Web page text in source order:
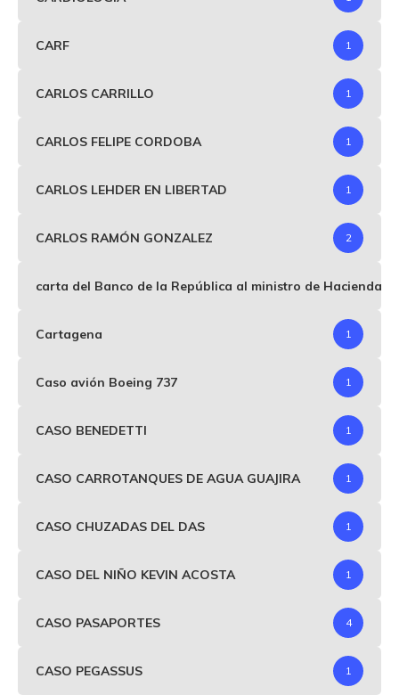
CARF 1
CARLOS CARRILLO 1
CARLOS FELIPE CORDOBA 1
CARLOS LEHDER EN LIBERTAD 1
CARLOS RAMÓN GONZALEZ 2
carta del Banco de la República al ministro de Hacienda
Cartagena 1
Caso avión Boeing 737 1
CASO BENEDETTI 1
CASO CARROTANQUES DE AGUA GUAJIRA 1
CASO CHUZADAS DEL DAS 1
CASO DEL NIÑO KEVIN ACOSTA 1
CASO PASAPORTES 4
CASO PEGASSUS 1